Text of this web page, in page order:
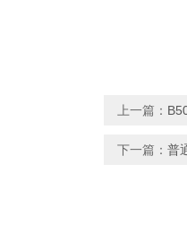
上一篇：
下一篇： 普